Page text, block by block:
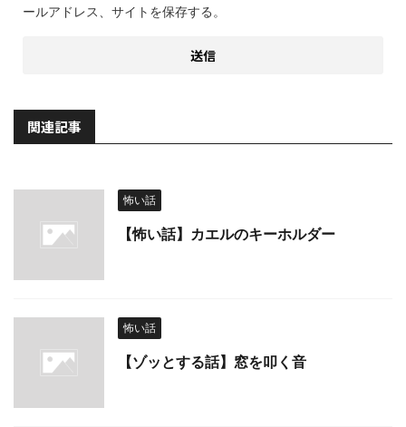
ールアドレス、サイトを保存する。
関連記事
怖い話
【怖い話】カエルのキーホルダー
怖い話
【ゾッとする話】窓を叩く音